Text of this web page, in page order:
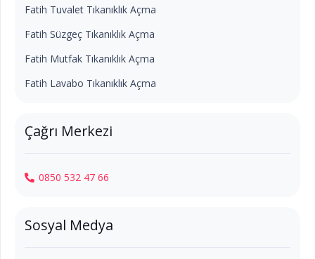
Fatih Tuvalet Tıkanıklık Açma
Fatih Süzgeç Tıkanıklık Açma
Fatih Mutfak Tıkanıklık Açma
Fatih Lavabo Tıkanıklık Açma
Çağrı Merkezi
0850 532 47 66
Sosyal Medya